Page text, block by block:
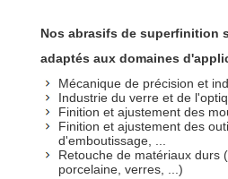
Nos abrasifs de superfinition
adaptés aux domaines
Mécanique de précision et
Industrie du verre et de
Finition et ajustement des
Finition et ajustement des
d'emboutissage, ...
Retouche de matériaux durs
porcelaine, verres, ...)